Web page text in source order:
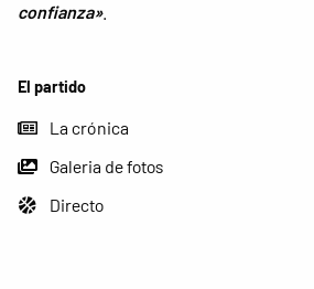
El partido
La crónica
Galeria de fotos
Directo
confianza».